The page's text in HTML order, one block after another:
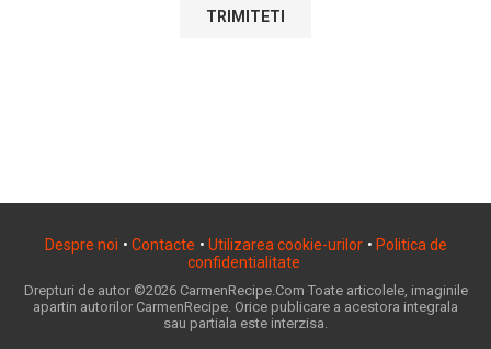
Despre noi • Contacte • Utilizarea cookie-urilor • Politica de
confidentialitate
Drepturi de autor ©2026 CarmenRecipe.Com Toate articolele, imaginile
apartin autorilor CarmenRecipe. Orice publicare a acestora integrala
sau partiala este interzisa.